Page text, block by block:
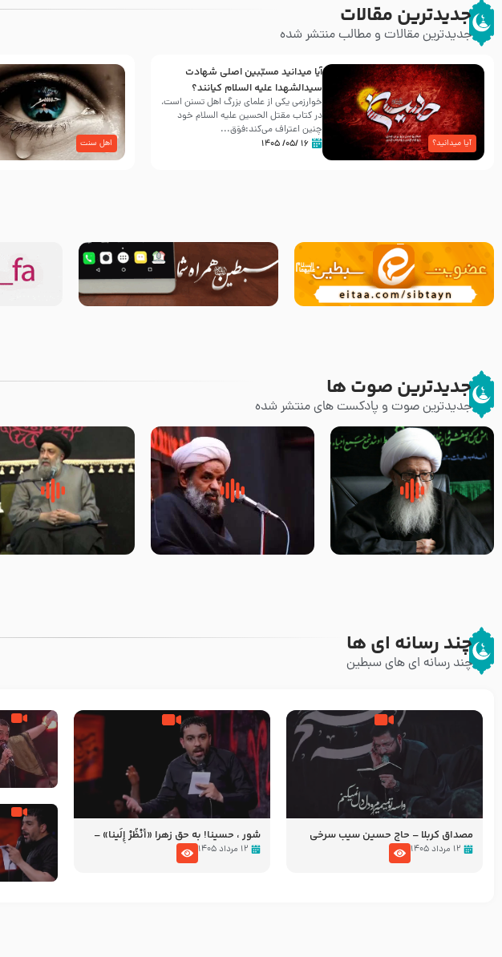
جدیدترین مقالات
جدیدترین مقالات و مطالب منتشر شده
آیا میدانید؟
آیا میدانید مسبّبین اصلی شهادت
سیدالشهدا علیه ‌السلام کیانند؟
خوارزمی یکی از علمای بزرگ اهل تسنن است،
در کتاب مقتل الحسین علیه ‌السلام خود
چنین اعتراف می‌کند:فوَق...
۱۶ /۰۵/ ۱۴۰۵ اهل سنت
جدیدترین صوت ها
جدیدترین صوت و پادکست های منتشر شده
زوّار اربعین امام حسین (علیه
السلام) با این اشتیاق به زیارت
روضه جانسوز پاره های جگر امام
حسن مجتبی علیه السلام-حجت
لقب حضرت رقیه سلام الله
به چه معناست – حجت الاسلام
چند رسانه ای ها
چند رسانه ای های سبطین
مصداق کربلا – حاج حسین سیب سرخی
۱۲ مرداد ۱۴۰۵
شور ، حسینا! به‌ حق زهرا «أُنْظُرْ إِلَینا» –
عزاداری شب هفتم ماه محرّم 1405
۱۲ مرداد ۱۴۰۵